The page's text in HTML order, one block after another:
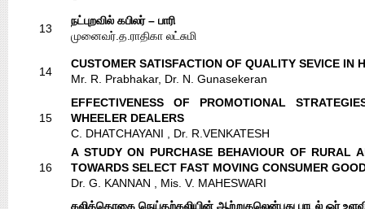
13
நட்புறவில் கபிலர் – பாரி
முனைவர்.த.ராதிகா லட்சுமி
14
CUSTOMER SATISFACTION OF QUALITY SEVICE IN
Mr. R. Prabhakar, Dr. N. Gunasekeran
15
EFFECTIVENESS OF PROMOTIONAL
WHEELER DEALERS
C. DHATCHAYANI , Dr. R.VENKATESH
16
A STUDY ON PURCHASE BEHAVIOUR OF RURAL
TOWARDS SELECT FAST MOVING CONSUMER
Dr. G. KANNAN , Mis. V. MAHESWARI
கலித்தொகை நெய்தற்கலியின் ஆற்றுதலென்பது பாடல் ஓர்